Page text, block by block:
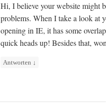
Hi, I believe your website might
problems. When I take a look at
opening in IE, it has some
quick heads up! Besides that,
Antworten ↓